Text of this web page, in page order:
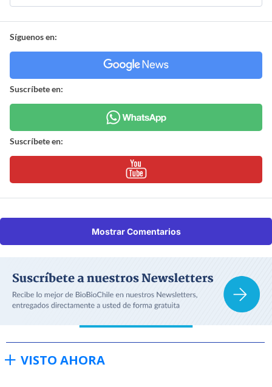
Síguenos en:
Suscríbete en:
Suscríbete en:
Mostrar Comentarios
VISTO AHORA